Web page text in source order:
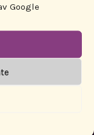
Google